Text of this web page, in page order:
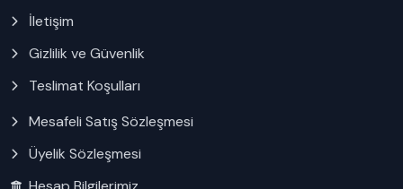
İletişim
Gizlilik ve Güvenlik
Teslimat Koşulları
Mesafeli Satış Sözleşmesi
Üyelik Sözleşmesi